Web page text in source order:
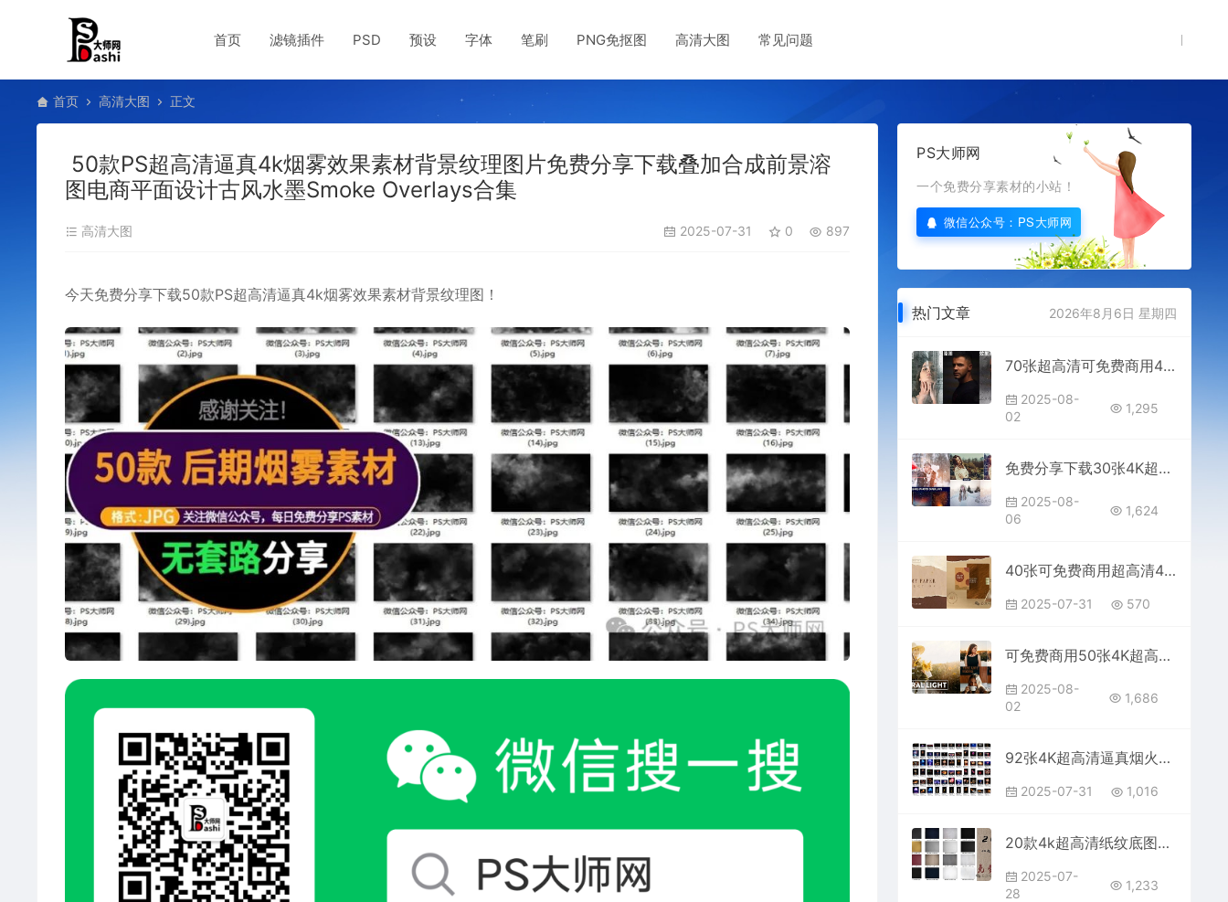
首页 滤镜插件 PSD 预设 字体 笔刷 PNG免抠图 高清大图 常见问题
首页 高清大图 正文
50款PS超高清逼真4k烟雾效果素材背景纹理图片免费分享下载叠加合成前景溶
图电商平面设计古风水墨Smoke Overlays合集
高清大图 2025-07-31 0 897
今天免费分享下载50款PS超高清逼真4k烟雾效果素材背景纹理图！
PS大师网
一个免费分享素材的小站！
微信公众号：PS大师网
热门文章 2026年8月6日 星期四
70张超高清可免费商用4K超高清无水印PS窗户雨水水珠滴落下雨效果溶图素材免费分享下载大师网电商设计摄影后期制作透明水滴png库
2025-08-
02
1,295
免费分享下载30张4K超高清可免费商用无版权逼真下雪雪花溶图叠加合成素材影楼摄影后期效果PS大师网平面设计背景图片底图虚化光效感
2025-08-
06
1,624
40张可免费商用超高清4k复古粗糙奶油色纸张纹理素材JPG图片免费分享下载宣纸牛皮纸手账电商设计PS背景素描壁纸材质肌理绘画贴纸
2025-07-31 570
可免费商用50张4K超高清PS叠加自然阳光溶图实拍光束光斑发光照射投影光晕效果影楼设计后期制作插件渲染质感合成背景图片JPG素材
2025-08-
02
1,686
92张4K超高清逼真烟火烟花溶图片素材包库免费分享下载PS特效果预设插件大全电商美工设计师PHOTOSHOP网站自取背景叠加贴图
2025-07-31 1,016
20款4k超高清纸纹底图背景素材图片免费可商用分享下载PS国风古风网站procreate宣纸褶皱ipad绘画水彩纹理插画素描纸张
2025-07-
28
1,233